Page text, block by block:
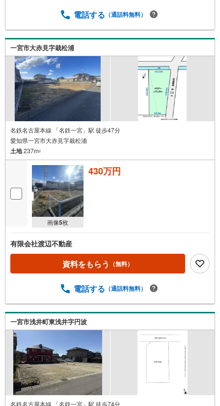
電話する （通話料無料）
一宮市大赤見字栽松浦
名鉄名古屋本線 「名鉄一宮」駅 徒歩47分
愛知県一宮市大赤見字栽松浦
土地237m2
画像5枚
430万円
有限会社渡辺不動産
資料をもらう （無料）
電話する （通話料無料）
一宮市浅井町東浅井字円波
名鉄名古屋本線 「名鉄一宮」駅 徒歩74分